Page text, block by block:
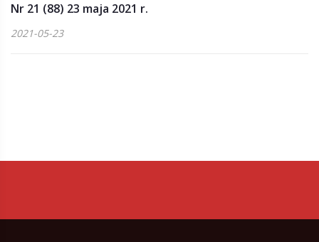
Nr 21 (88) 23 maja 2021 r.
2021-05-23